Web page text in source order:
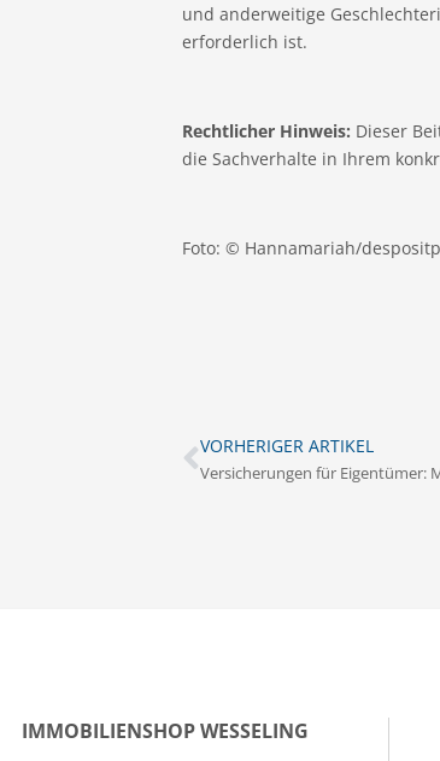
und anderweitige
erforderlich ist.
Rechtlicher Hinweis: Dieser
die Sachverhalte in Ihrem
Foto: © Hannamariah/
VORHERIGER ARTIKEL
Versicherungen für Eigentümer:
IMMOBILIENSHOP WESSELING